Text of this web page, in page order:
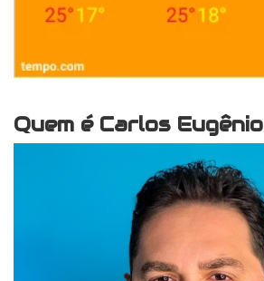
Quem é Carlos Eugênio